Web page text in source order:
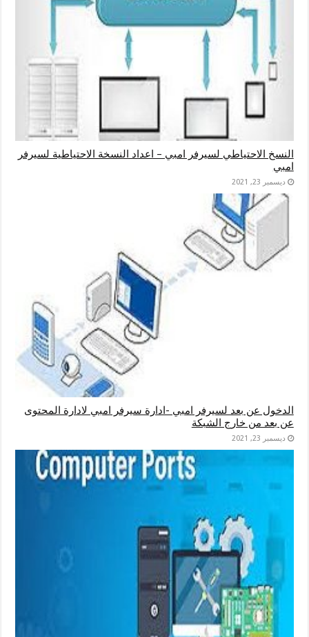
النسخ الاحتياطي لسيرفر امبي – اعداد النسخة الاحتياطية لسيرفر
امبي
ديسمبر 23, 2021
الدخول عن بعد لسيرفر امبي -ادارة سيرفر امبي لادارة المحتوى
عن بعد من خارج الشبكة
ديسمبر 23, 2021